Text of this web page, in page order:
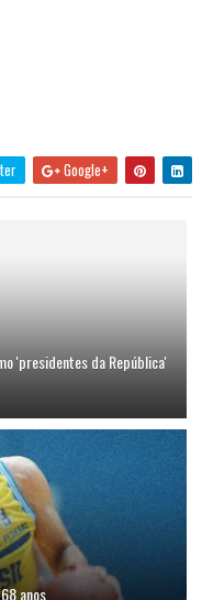
Google+
'presidentes da República'
anos